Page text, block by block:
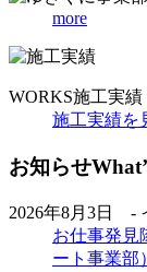
more
WORKS施工実績
施工実績を
お知らせ
2026年8月3日 -
お仕事発見
ート事業部）